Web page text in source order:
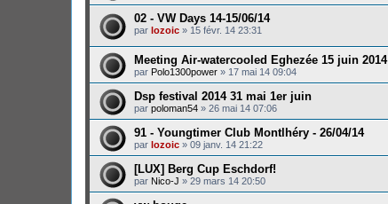
02 - VW Days 14-15/06/14
par lozoic » 15 févr. 14 23:31
Meeting Air-watercooled Eghezée 15 juin 2014
par Polo1300power » 17 mai 14 09:04
Dsp festival 2014 31 mai 1er juin
par poloman54 » 26 mai 14 07:06
91 - Youngtimer Club Montlhéry - 26/04/14
par lozoic » 09 janv. 14 21:22
[LUX] Berg Cup Eschdorf!
par Nico-J » 29 mars 14 20:50